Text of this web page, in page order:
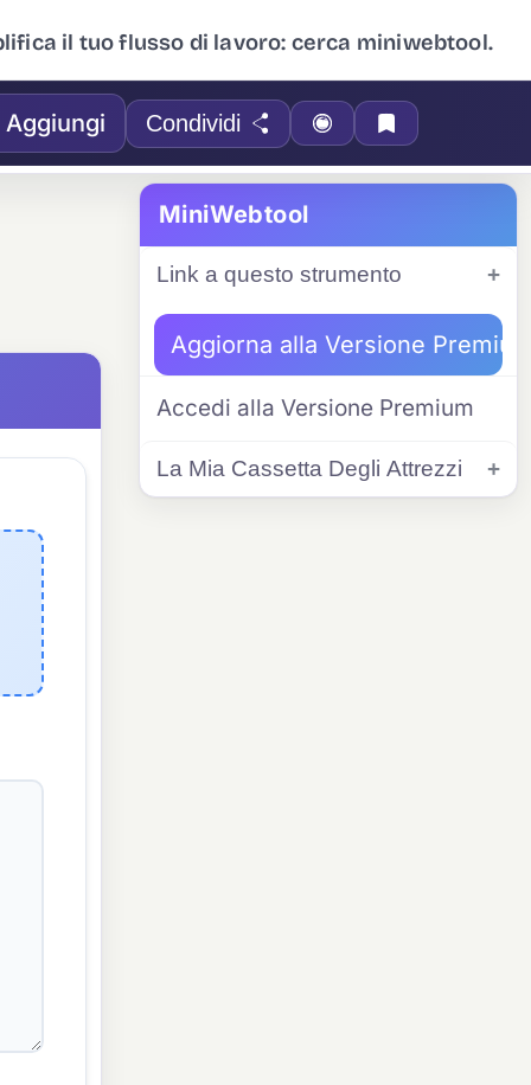
il tuo flusso di lavoro: cerca miniwebtool.
Aggiungi Condividi
MiniWebtool
Link a questo strumento
Aggiorna alla Versione
Accedi alla Versione Premium
La Mia Cassetta Degli Attrezzi